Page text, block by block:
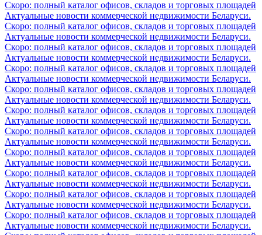
Скоро: полный каталог офисов, складов и торговых площадей
Актуальные новости коммерческой недвижимости Беларуси.
Скоро: полный каталог офисов, складов и торговых площадей
Актуальные новости коммерческой недвижимости Беларуси.
Скоро: полный каталог офисов, складов и торговых площадей
Актуальные новости коммерческой недвижимости Беларуси.
Скоро: полный каталог офисов, складов и торговых площадей
Актуальные новости коммерческой недвижимости Беларуси.
Скоро: полный каталог офисов, складов и торговых площадей
Актуальные новости коммерческой недвижимости Беларуси.
Скоро: полный каталог офисов, складов и торговых площадей
Актуальные новости коммерческой недвижимости Беларуси.
Скоро: полный каталог офисов, складов и торговых площадей
Актуальные новости коммерческой недвижимости Беларуси.
Скоро: полный каталог офисов, складов и торговых площадей
Актуальные новости коммерческой недвижимости Беларуси.
Скоро: полный каталог офисов, складов и торговых площадей
Актуальные новости коммерческой недвижимости Беларуси.
Скоро: полный каталог офисов, складов и торговых площадей
Актуальные новости коммерческой недвижимости Беларуси.
Скоро: полный каталог офисов, складов и торговых площадей
Актуальные новости коммерческой недвижимости Беларуси.